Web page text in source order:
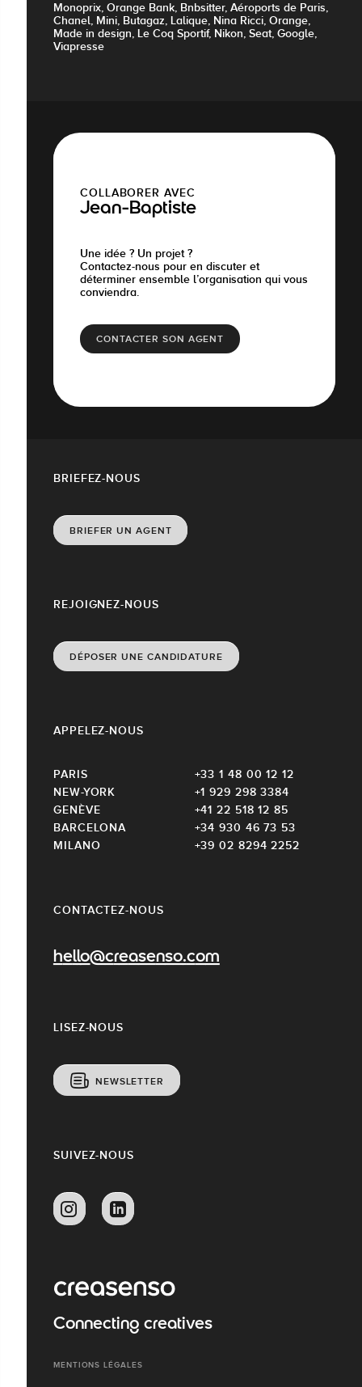
Monoprix, Orange Bank, Bnbsitter, Aéroports de Paris,
Chanel, Mini, Butagaz, Lalique, Nina Ricci, Orange,
Made in design, Le Coq Sportif, Nikon, Seat, Google,
Viapresse
COLLABORER AVEC
Jean-Baptiste
Une idée ? Un projet ?
Contactez-nous pour en discuter et
déterminer ensemble l’organisation qui vous
conviendra.
CONTACTER SON AGENT
CONTACTEZ-NOUS
hello@creasenso.com
REJOIGNEZ-NOUS
DÉPOSER UNE CANDIDATURE
LISEZ-NOUS
NEWSLETTER
APPELEZ-NOUS
PARIS
+33 1 48 00 12 12
NEW-YORK
+1 929 298 3384
GENÈVE
+41 22 518 12 85
BARCELONA
+34 930 46 73 53
MILANO
+39 02 8294 2252
BRIEFEZ-NOUS
BRIEFER UN AGENT
SUIVEZ-NOUS
Connecting creatives
MENTIONS LÉGALES